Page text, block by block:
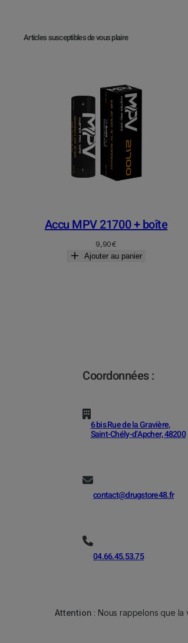
Articles susceptibles de vous plaire
Accu MPV 21700 + boîte
9,90€
Ajouter au panier
Coordonnées :
6 bis Rue de la Gravière,
Saint-Chély-d’Apcher, 48200
contact@drugstore48.fr
04.66.45.53.75
Attention : Nous rappelons que la